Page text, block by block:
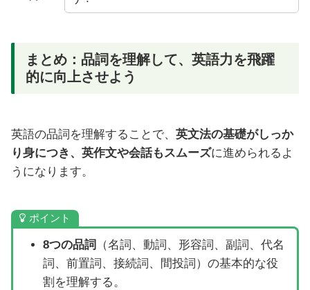
まとめ：品詞を理解して、英語力を飛躍
的に向上させよう
英語の品詞を理解することで、 英文法の基礎がしっか
り身につき、英作文や会話もスムーズに進められるよ
うになります。
ポイント
8つの品詞
（名詞、動詞、形容詞、副詞、代名
詞、前置詞、接続詞、間投詞）の基本的な役
割を理解する。